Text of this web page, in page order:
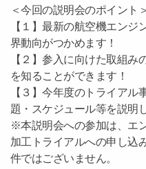
＜今回の説明会のポイン
【１】最新の航空機エンジ
界動向がつかめます！
【２】参入に向けた取組み
を知ることができます！
【３】今年度のトライアル
題・スケジュール等を説明
※本説明会への参加は、エ
加工トライアルへの申し込
件ではございません。